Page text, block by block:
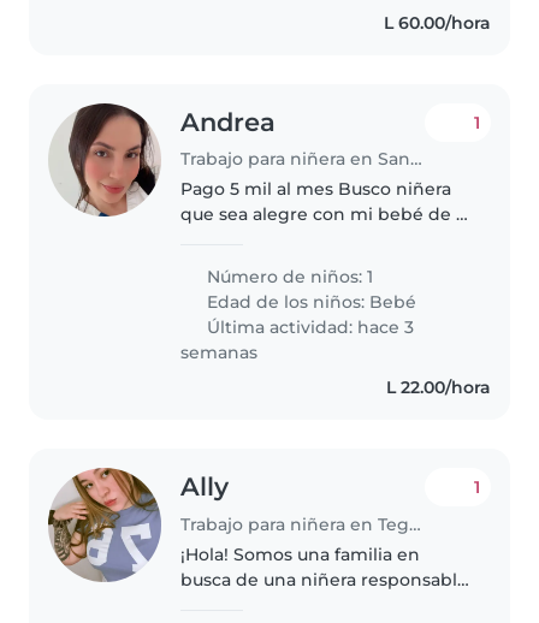
L 60.00/hora
Andrea
Trabajo para niñera en San Pedro Sula
1
Pago 5 mil al mes Busco niñera
que sea alegre con mi bebé de 8
Número de niños: 1
Edad de los niños: Bebé
Última actividad: hace 3
semanas
L 22.00/hora
Ally
Trabajo para niñera en Tegucigalpa
1
¡Hola! Somos una familia en
busca de una niñera responsable